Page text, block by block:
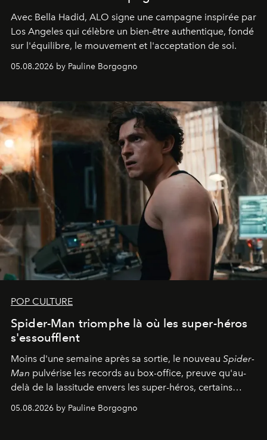
Avec Bella Hadid, ALO signe une campagne inspirée par
Los Angeles qui célèbre un bien-être authentique, fondé
sur l'équilibre, le mouvement et l'acceptation de soi.
05.08.2026 by Pauline Borgogno
POP CULTURE
Spider-Man triomphe là où les super-héros
s'essoufflent
Moins d'une semaine après sa sortie, le nouveau Spider-
Man pulvérise les records au box-office, preuve qu'au-
delà de la lassitude envers les super-héros, certains
personnages continuent de susciter une ferveur intacte.
05.08.2026 by Pauline Borgogno